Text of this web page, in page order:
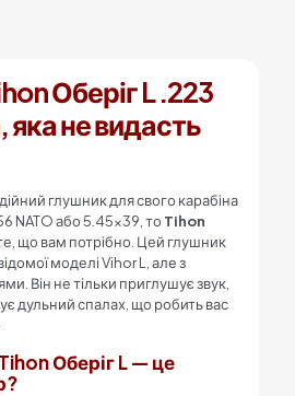
Оберіг L .223
не видасть
глушник для свого карабіна
NATO або 5.45×39, то Tihon
що вам потрібно. Цей глушник
моделі Vihor L, але з
Він не тільки приглушує звук,
дульний спалах, що робить вас
Оберіг L — це